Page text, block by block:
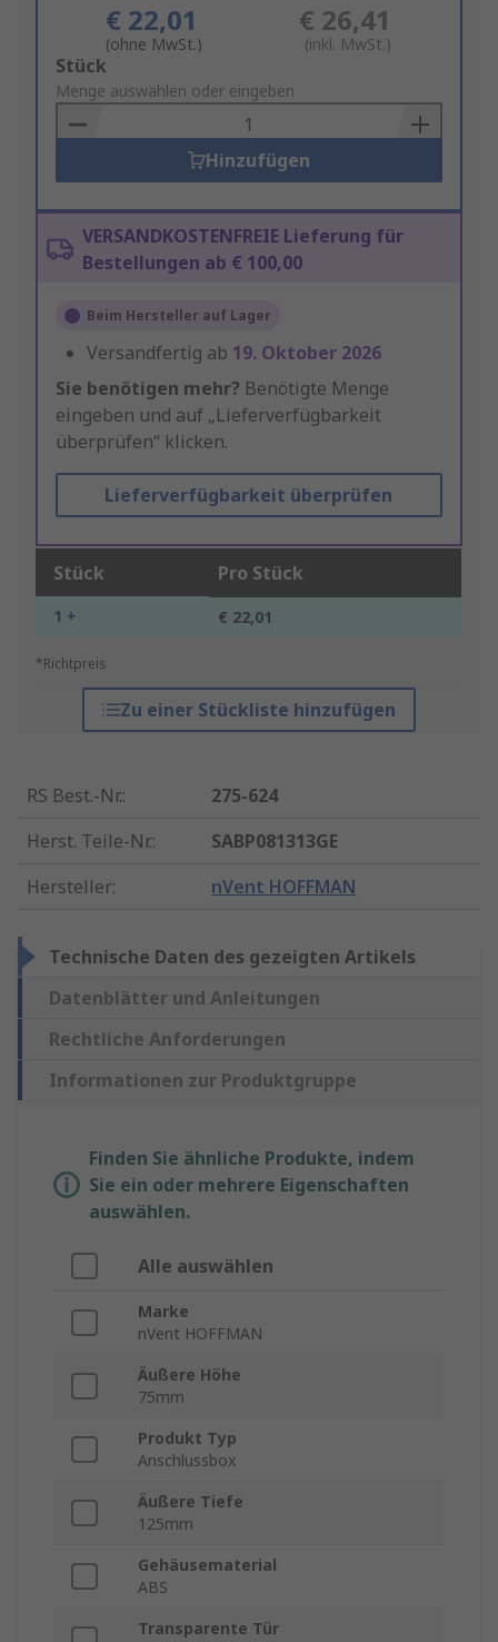
€ 22,01
(ohne MwSt.)
€ 26,41
(inkl. MwSt.)
Add
to
Basket
Stück
Menge auswählen oder eingeben
Hinzufügen
VERSANDKOSTENFREIE Lieferung für
Bestellungen ab € 100,00
Beim Hersteller auf Lager
Versandfertig ab 19. Oktober 2026
Sie benötigen mehr? Benötigte Menge
eingeben und auf „Lieferverfügbarkeit
überprüfen“ klicken.
Lieferverfügbarkeit überprüfen
Stück Pro Stück
1 + € 22,01
*Richtpreis
Zu einer Stückliste hinzufügen
RS Best.-Nr.:
275-624
Herst. Teile-Nr.:
SABP081313GE
Hersteller: nVent HOFFMAN
Technische Daten des gezeigten Artikels
Datenblätter und Anleitungen
Rechtliche Anforderungen
Informationen zur Produktgruppe
Finden Sie ähnliche Produkte, indem
Sie ein oder mehrere Eigenschaften
auswählen.
Alle auswählen
Marke
nVent HOFFMAN
Äußere Höhe
75mm
Produkt Typ
Anschlussbox
Äußere Tiefe
125mm
Gehäusematerial
ABS
Transparente Tür